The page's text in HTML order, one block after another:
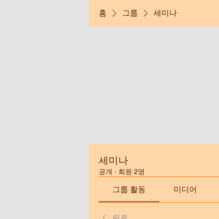
홈 그룹 세미나
세미나
공개 · 회원 2명
그룹 활동 미디어